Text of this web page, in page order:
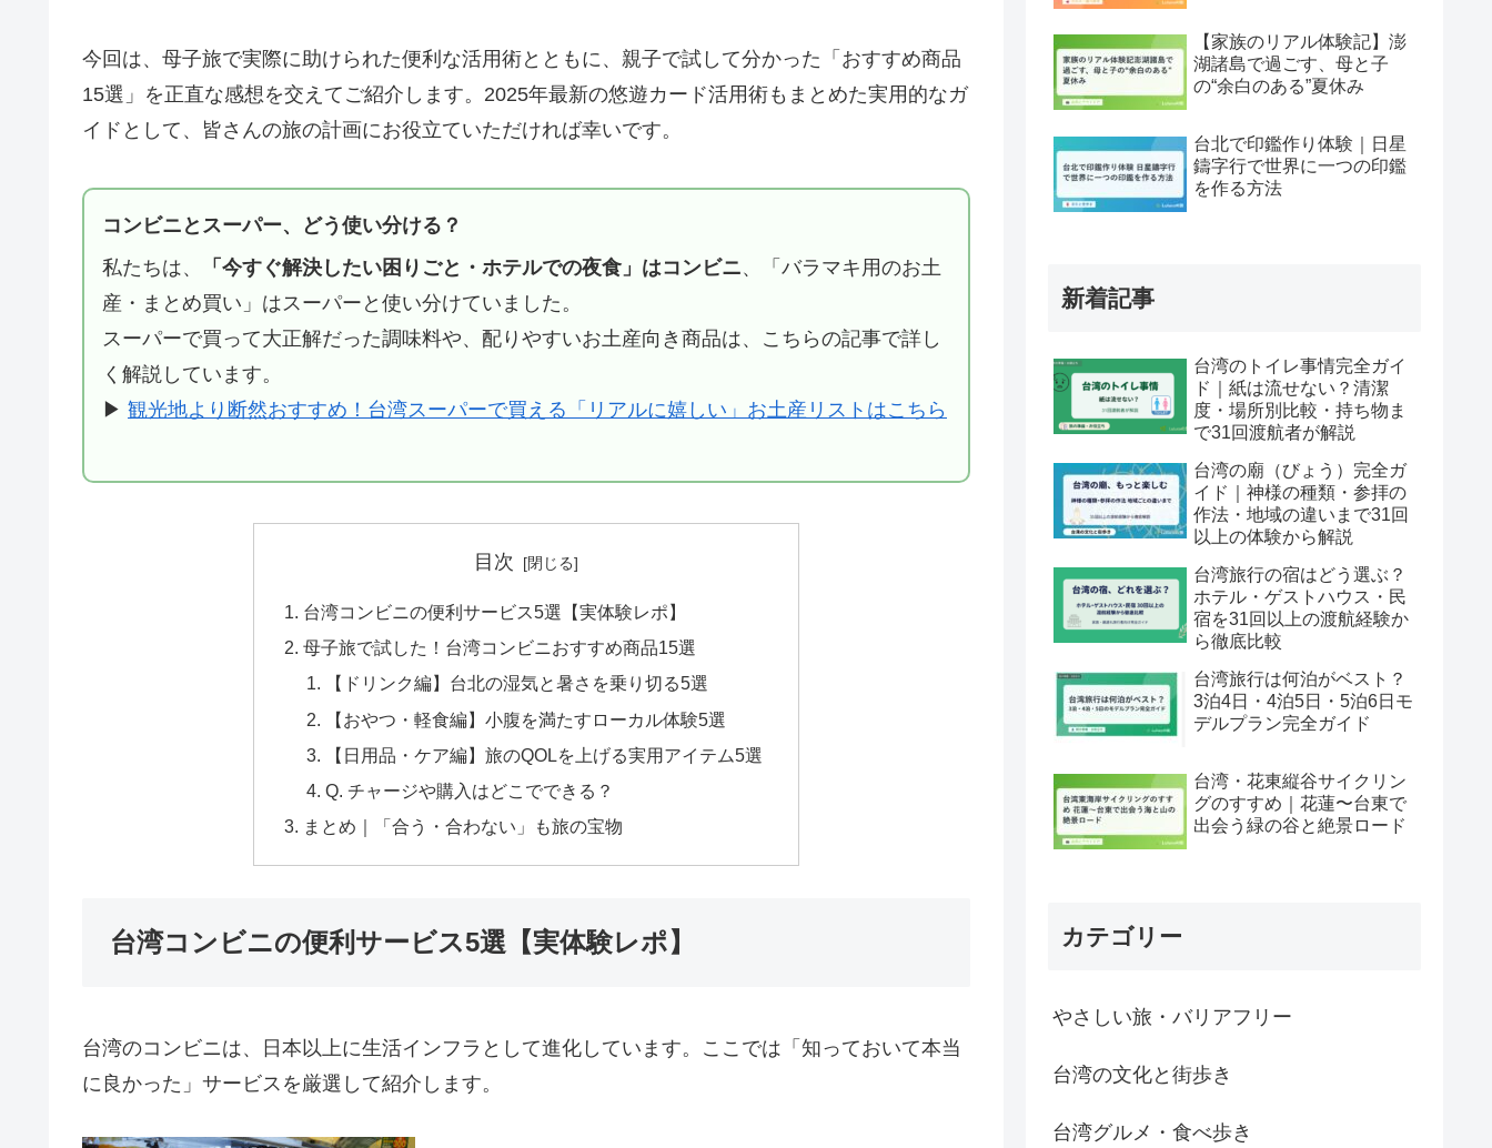
今回は、母子旅で実際に助けられた便利な活用術とともに、親子で試して分かった「おすすめ商品
15選」を正直な感想を交えてご紹介します。2025年最新の悠遊カード活用術もまとめた実用的なガ
イドとして、皆さんの旅の計画にお役立ていただければ幸いです。
コンビニとスーパー、どう使い分ける？
私たちは、
「今すぐ解決したい困りごと・ホテルでの夜食」はコンビニ、「バラマキ用のお土
産・まとめ買い」はスーパーと使い分けていました。
スーパーで買って大正解だった調味料や、配りやすいお土産向き商品は、こちらの記事で詳し
く解説しています。
▶︎ 観光地より断然おすすめ！台湾スーパーで買える「リアルに嬉しい」お土産リストはこちら
目次
台湾コンビニの便利サービス5選【実体験レポ】
母子旅で試した！台湾コンビニおすすめ商品15選
【ドリンク編】台北の湿気と暑さを乗り切る5選
【おやつ・軽食編】小腹を満たすローカル体験5選
【日用品・ケア編】旅のQOLを上げる実用アイテム5選
Q. チャージや購入はどこでできる？
まとめ｜「合う・合わない」も旅の宝物
台湾コンビニの便利サービス5選【実体験レポ】
台湾のコンビニは、日本以上に生活インフラとして進化しています。ここでは「知っておいて本当
に良かった」サービスを厳選して紹介します。
【家族のリアル体験記】澎
湖諸島で過ごす、母と子
の“余白のある”夏休み
台北で印鑑作り体験｜日星
鑄字行で世界に一つの印鑑
を作る方法
新着記事
台湾のトイレ事情完全ガイ
ド｜紙は流せない？清潔
度・場所別比較・持ち物ま
で31回渡航者が解説
台湾の廟（びょう）完全ガ
イド｜神様の種類・参拝の
作法・地域の違いまで31回
以上の体験から解説
台湾旅行の宿はどう選ぶ？
ホテル・ゲストハウス・民
宿を31回以上の渡航経験か
ら徹底比較
台湾旅行は何泊がベスト？
3泊4日・4泊5日・5泊6日モ
デルプラン完全ガイド
台湾・花東縦谷サイクリン
グのすすめ｜花蓮〜台東で
出会う緑の谷と絶景ロード
カテゴリー
やさしい旅・バリアフリー
台湾の文化と街歩き
台湾グルメ・食べ歩き